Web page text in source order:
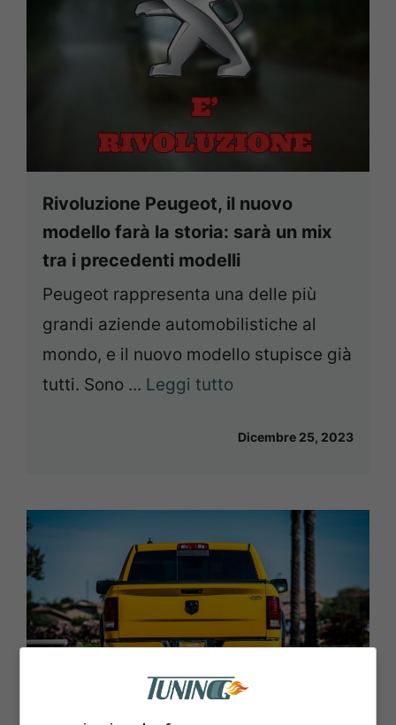
Rivoluzione Peugeot, il nuovo
modello farà la storia: sarà un mix
tra i precedenti modelli
Peugeot rappresenta una delle più
grandi aziende automobilistiche al
mondo, e il nuovo modello stupisce già
tutti. Sono ... Leggi tutto
Dicembre 25, 2023